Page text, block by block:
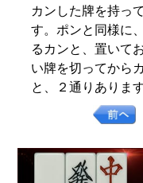
カンした牌を持っ
す。ポンと同様に
るカンと、置いて
い牌を切ってから
と、２通りあります